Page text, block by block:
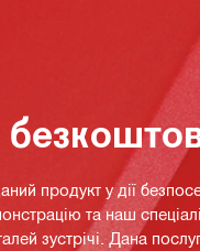
продукт у дії
та наш
зустрічі. Дана